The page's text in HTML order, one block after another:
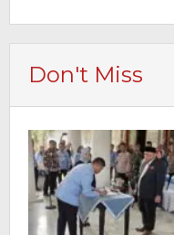
Don't Miss